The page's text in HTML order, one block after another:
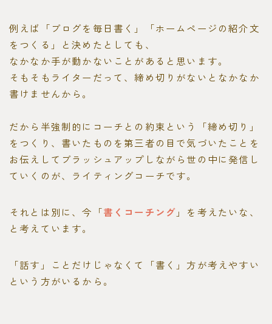
例えば「ブログを毎日書く」「ホームページの紹介文
をつくる」と決めたとしても、
なかなか手が動かないことがあると思います。
そもそもライターだって、締め切りがないとなかなか
書けませんから。
だから半強制的にコーチとの約束という「締め切り」
をつくり、書いたものを第三者の目で気づいたことを
お伝えしてブラッシュアップしながら世の中に発信し
ていくのが、ライティングコーチです。
それとは別に、今「書くコーチング 」を考えたいな、
と考えています。
「話す」ことだけじゃなくて「書く」方が考えやすい
という方がいるから。